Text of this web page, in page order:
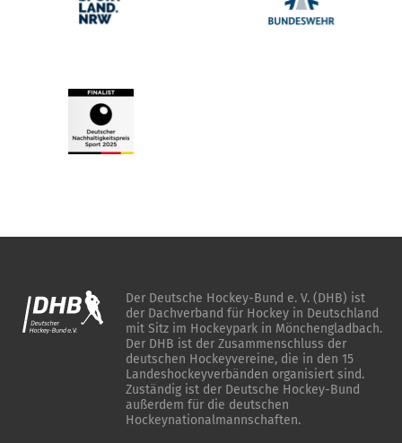
Der Deutsche Hockey-Bund e. V. (DHB) ist
der Dachverband für Hockey in Deutschland
mit Sitz im Hockeypark in Mönchengladbach.
Der DHB ist der Zusammenschluss der
deutschen Hockeyvereine, die in den 15
Landeshockeyverbänden organisiert sind.
Zuständig ist der Deutsche Hockey-Bund
außerdem für die deutschen
Hockeynationalmannschaften.